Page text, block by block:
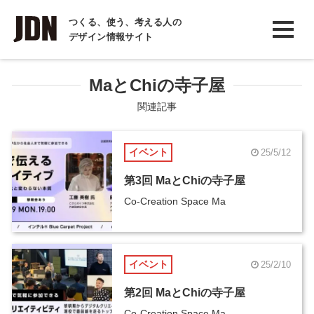
つくる、使う、考える人の
デザイン情報サイト
INTERVIEW
インタビュー
REPORT
COLUMN
コラム
MaとChiの寺子屋
関連記事
イベント 25/5/12
第3回 MaとChiの寺子屋
Co-Creation Space Ma
イベント 25/2/10
第2回 MaとChiの寺子屋